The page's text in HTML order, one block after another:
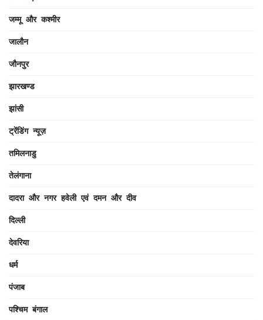
जम्मू और कश्मीर
जालौन
जौनपुर
झारखण्ड
झांसी
ट्रेंडिंग न्यूज़
तमिलनाडु
तेलंगाना
दादरा और नगर हवेली एवं दमन और दीव
दिल्ली
देवरिया
धर्म
पंजाब
पश्चिम बंगाल